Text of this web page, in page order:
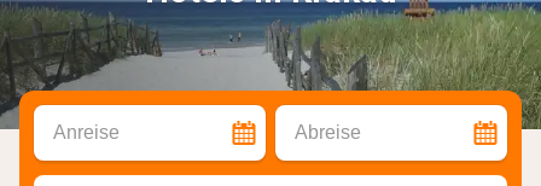
Anreise Abreise